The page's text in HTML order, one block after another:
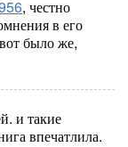
, честно
в его
было же,
и такие
впечатлила.